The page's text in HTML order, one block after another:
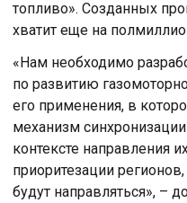
топливо». Созданных
хватит еще на
«Нам необходимо
по развитию
его применения, в
механизм
контексте направления
приоритезации
будут направляться», –